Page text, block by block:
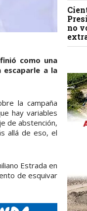
como una
a la
la campaña
hay variables
de abstención,
allá de eso, el
Estrada en
de esquivar
no